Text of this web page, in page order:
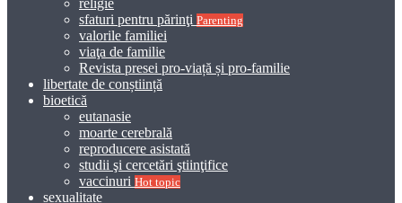
religie
sfaturi pentru părinţi Parenting
valorile familiei
viaţa de familie
Revista presei pro-viață și pro-familie
libertate de conștiință
bioetică
eutanasie
moarte cerebrală
reproducere asistată
studii şi cercetări ştiinţifice
vaccinuri Hot topic
sexualitate